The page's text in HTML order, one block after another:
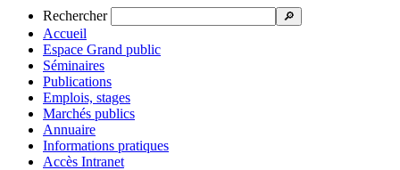
Rechercher 🔎
Accueil
Espace Grand public
Séminaires
Publications
Emplois, stages
Marchés publics
Annuaire
Informations pratiques
Accès Intranet